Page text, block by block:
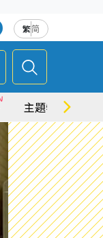
繁简
主題特集